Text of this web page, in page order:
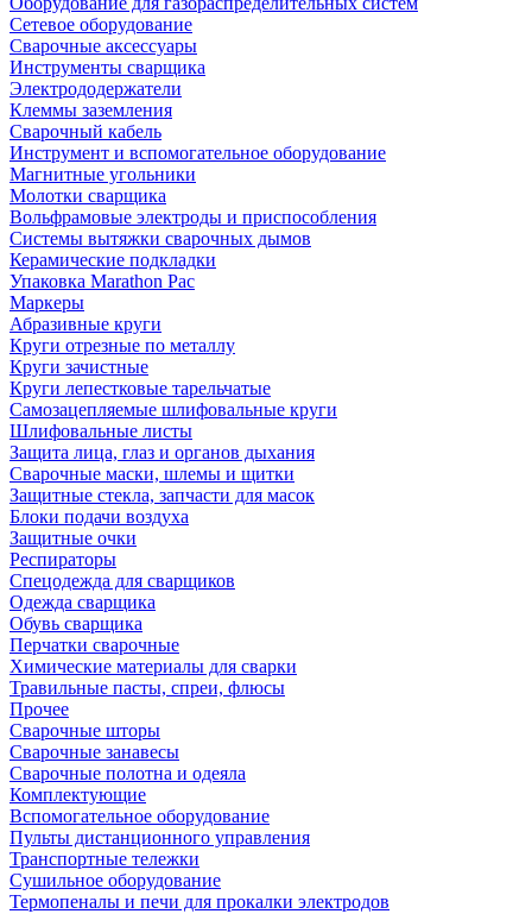
Сетевое оборудование
Сварочные аксессуары
Инструменты сварщика
Электрододержатели
Клеммы заземления
Сварочный кабель
Инструмент и вспомогательное оборудование
Магнитные угольники
Молотки сварщика
Вольфрамовые электроды и приспособления
Системы вытяжки сварочных дымов
Керамические подкладки
Упаковка Marathon Pac
Маркеры
Абразивные круги
Круги отрезные по металлу
Круги зачистные
Круги лепестковые тарельчатые
Самозацепляемые шлифовальные круги
Шлифовальные листы
Защита лица, глаз и органов дыхания
Сварочные маски, шлемы и щитки
Защитные стекла, запчасти для масок
Блоки подачи воздуха
Защитные очки
Респираторы
Спецодежда для сварщиков
Одежда сварщика
Обувь сварщика
Перчатки сварочные
Химические материалы для сварки
Травильные пасты, спреи, флюсы
Прочее
Сварочные шторы
Сварочные занавесы
Сварочные полотна и одеяла
Комплектующие
Вспомогательное оборудование
Пульты дистанционного управления
Транспортные тележки
Сушильное оборудование
Термопеналы и печи для прокалки электродов